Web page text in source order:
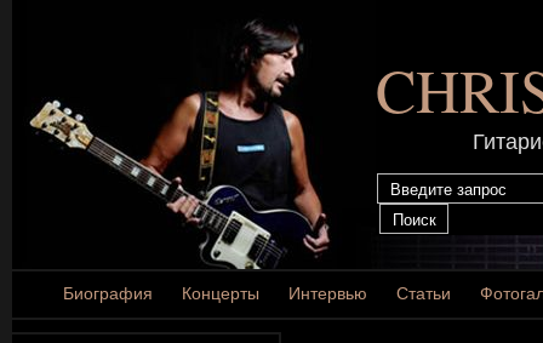
Биография Концерты Интервью Статьи